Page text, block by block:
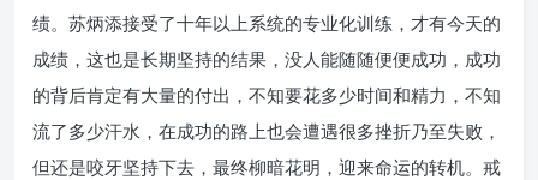
绩。苏炳添接受了十年以上系统的专业化训练，才有今天的
成绩，这也是长期坚持的结果，没人能随随便便成功，成功
的背后肯定有大量的付出，不知要花多少时间和精力，不知
流了多少汗水，在成功的路上也会遭遇很多挫折乃至失败，
但还是咬牙坚持下去，最终柳暗花明，迎来命运的转机。戒